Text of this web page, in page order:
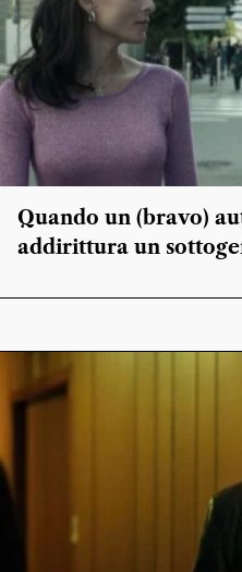
Quando un (bravo)
addirittura un